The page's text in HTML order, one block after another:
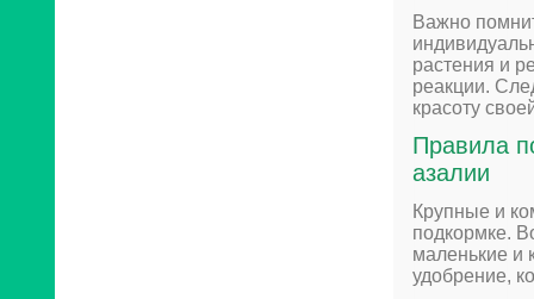
Важно
растения и
реакции.
красоту
Правила
азалии
Крупные и
подкормке.
маленькие и
удобрение,